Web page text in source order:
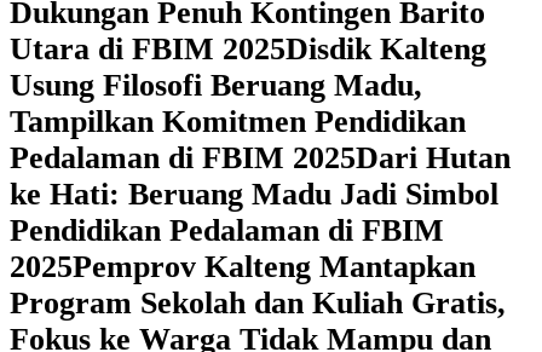
Dukungan Penuh Kontingen Barito
Utara di FBIM 2025Disdik Kalteng
Usung Filosofi Beruang Madu,
Tampilkan Komitmen Pendidikan
Pedalaman di FBIM 2025‎Dari Hutan
ke Hati: Beruang Madu Jadi Simbol
Pendidikan Pedalaman di FBIM
2025‎Pemprov Kalteng Mantapkan
Program Sekolah dan Kuliah Gratis,
Fokus ke Warga Tidak Mampu dan